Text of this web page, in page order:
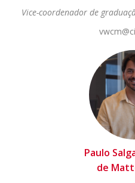
Vice-coordenador de
Paulo
de